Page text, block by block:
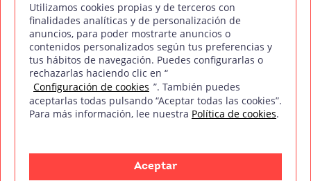
Síguenos en Redes Sociales
mm 2026
Política de privacidad Política de cookies
Aviso legal
Utilizamos cookies propias y de terceros con
finalidades analíticas y de personalización de
anuncios, para poder mostrarte anuncios o
contenidos personalizados según tus preferencias y
tus hábitos de navegación. Puedes configurarlas o
rechazarlas haciendo clic en “
Configuración de cookies ”. También puedes
aceptarlas todas pulsando “Aceptar todas las cookies”.
Para más información, lee nuestra Política de cookies.
Aceptar